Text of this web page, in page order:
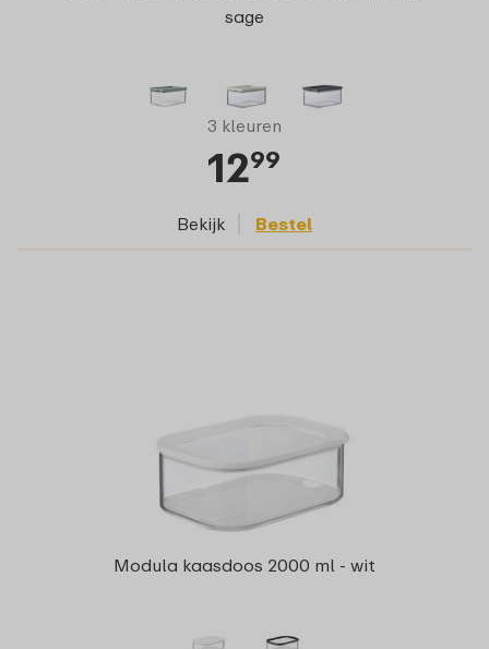
sage
3 kleuren
1299
Bekijk Bestel
Modula kaasdoos 2000 ml - wit